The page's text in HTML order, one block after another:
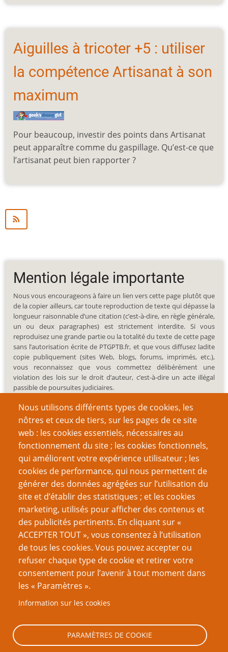
Aiguilles à tricoter +5 : utiliser
la compétence Artisanat à son
maximum
Pour beaucoup, investir des points dans Artisanat
peut apparaître comme du gaspillage. Qu’est-ce que
l’artisanat peut bien rapporter ?
Nous utilisons différents types de cookies, les
nôtres et ceux de tiers, sur les pages de ce site
web : les cookies essentiels, nécessaires au
fonctionnement du site ; les cookies fonctionnels,
qui améliorent votre expérience utilisateur ; les
cookies de performance, qui nous permettent de
générer des données agrégées sur l’utilisation du
site et d’établir des statistiques ; et les cookies
marketing, utilisés pour afficher des contenus et
des publicités pertinents. En cliquant sur «
ACCEPTER TOUT », vous consentez à l’utilisation
de tous les cookies. Vous pouvez accepter ou
refuser chaque type de cookie et retirer votre
consentement pour l’avenir à tout moment dans
les « Paramètres ».
Information sur les cookies
PARAMÈTRES DE COOKIE
Mention légale importante
Nous vous encourageons à faire un lien vers cette page plutôt que
de la copier ailleurs, car toute reproduction de texte qui dépasse la
longueur raisonnable d’une citation (c’est-à-dire, en règle générale,
un ou deux paragraphes) est strictement interdite. Si vous
reproduisez une grande partie ou la totalité du texte de cette page
sans l’autorisation écrite de PTGPTB.fr, et que vous diffusez ladite
copie publiquement (sites Web, blogs, forums, imprimés, etc.),
vous reconnaissez que vous commettez délibérément une
violation des lois sur le droit d’auteur, c’est-à-dire un acte illégal
passible de poursuites judiciaires.
Recherche
Nom d'utilisateur
Mot de passe
Réinitialiser votre mot de passe